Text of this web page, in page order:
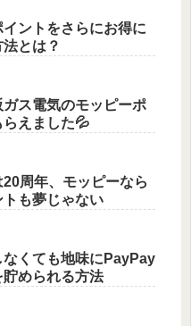
ントをさらにお得に
とは？
ス電気のモッピーポ
らえました💦
周年、モッピーなら
も夢じゃない
なくても地味にPayPay
められる方法